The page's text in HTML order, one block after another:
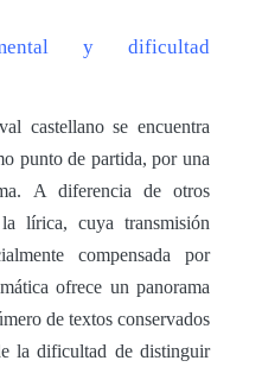
y dificultad
castellano se encuentra
punto de partida, por una
A diferencia de otros
lírica, cuya transmisión
compensada por
ofrece un panorama
de textos conservados
la dificultad de distinguir